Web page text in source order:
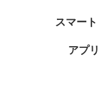
スマー
アプ